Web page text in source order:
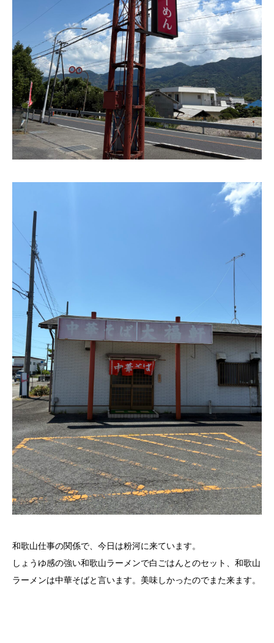
和歌山仕事の関係で、今日は粉河に来ています。
しょうゆ感の強い和歌山ラーメンで白ごはんとのセット、和歌山
ラーメンは中華そばと言います。美味しかったのでまた来ます。